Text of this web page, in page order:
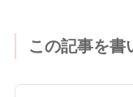
この記事を書